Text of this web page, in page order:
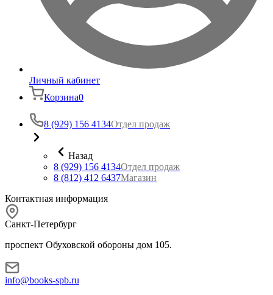
Личный кабинет
Корзина0
8 (929) 156 4134Отдел продаж
Назад
8 (929) 156 4134Отдел продаж
8 (812) 412 6437Магазин
Контактная информация
Санкт-Петербург
проспект Обуховской обороны дом 105.
info@books-spb.ru